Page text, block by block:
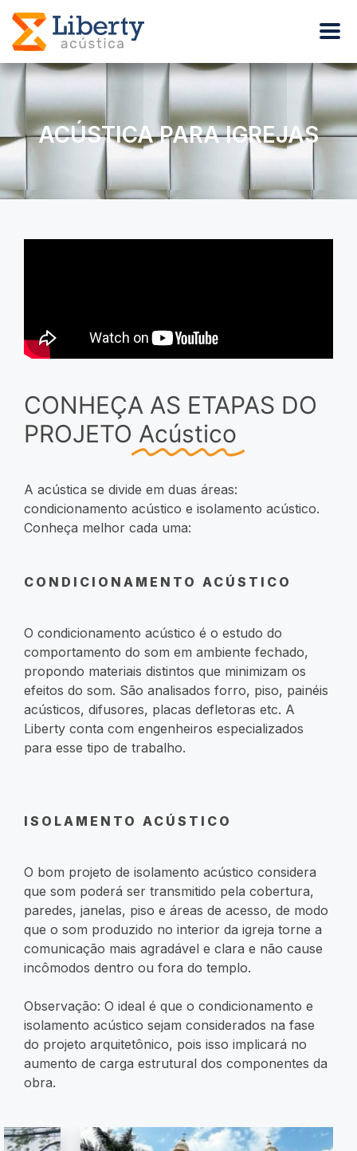
ACÚSTICA PARA IGREJAS
CONHEÇA AS ETAPAS DO
PROJETO Acústico
A acústica se divide em duas áreas:
condicionamento acústico e isolamento acústico.
Conheça melhor cada uma:
CONDICIONAMENTO ACÚSTICO
O condicionamento acústico é o estudo do
comportamento do som em ambiente fechado,
propondo materiais distintos que minimizam os
efeitos do som. São analisados forro, piso, painéis
acústicos, difusores, placas defletoras etc. A
Liberty conta com engenheiros especializados
para esse tipo de trabalho.
ISOLAMENTO ACÚSTICO
O bom projeto de isolamento acústico considera
que som poderá ser transmitido pela cobertura,
paredes, janelas, piso e áreas de acesso, de modo
que o som produzido no interior da igreja torne a
comunicação mais agradável e clara e não cause
incômodos dentro ou fora do templo.
Observação: O ideal é que o condicionamento e
isolamento acústico sejam considerados na fase
do projeto arquitetônico, pois isso implicará no
aumento de carga estrutural dos componentes da
obra.